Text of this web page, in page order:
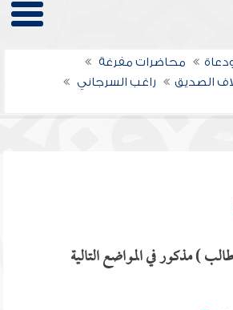
محاضرات مفرغة
الصديق
راغب السرجاني
) مذكور في المواضع التالية